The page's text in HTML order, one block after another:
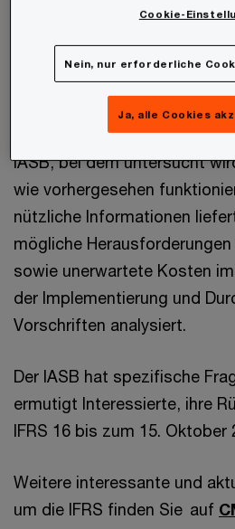
Unternehmen den Investoren
bereitstellen.
Der PIR ist ein wichtiger
IASB, bei dem untersucht
wie vorhergesehen
nützliche Informationen
mögliche
sowie unerwartete Kosten
der Implementierung und
Vorschriften analysiert.
Der IASB hat spezifische
ermutigt Interessierte, ihre
IFRS 16 bis zum 15. Oktober
Weitere interessante und
um die IFRS finden Sie auf
Cookie-
Nein, nur erforderliche
Ja, alle Cookies